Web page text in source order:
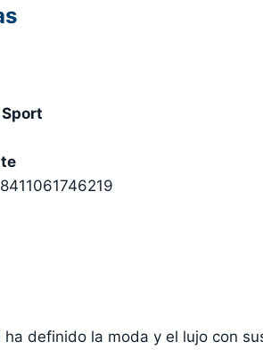
ha definido la moda y el lujo con